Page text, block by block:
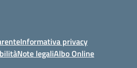
Informativa privacy
Note legaliAlbo Online